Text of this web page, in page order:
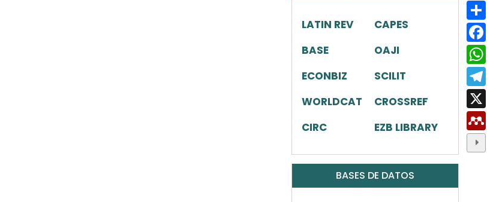
LATIN REV
CAPES
BASE
OAJI
ECONBIZ
SCILIT
WORLDCAT
CROSSREF
CIRC
EZB LIBRARY
BASES DE DATOS